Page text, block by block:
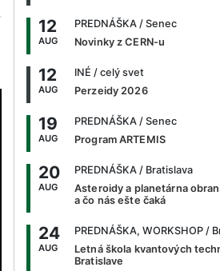
12
AUG
PREDNÁŠKA / Senec
Novinky z CERN-u
12
AUG
INÉ / celý svet
Perzeidy 2026
19
AUG
PREDNÁŠKA / Senec
Program ARTEMIS
20
AUG
PREDNÁŠKA / Bratislava
Asteroidy a planetárna
a čo nás ešte čaká
24
AUG
PREDNÁŠKA, WORKSHOP /
Letná škola kvantových
Bratislave